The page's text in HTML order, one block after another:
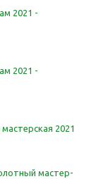
2021 -
2021 -
2021
мастер-